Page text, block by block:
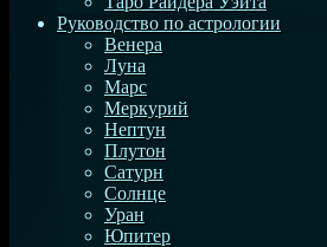
Руководство по астрологии
Венера
Луна
Марс
Меркурий
Нептун
Плутон
Сатурн
Солнце
Уран
Юпитер